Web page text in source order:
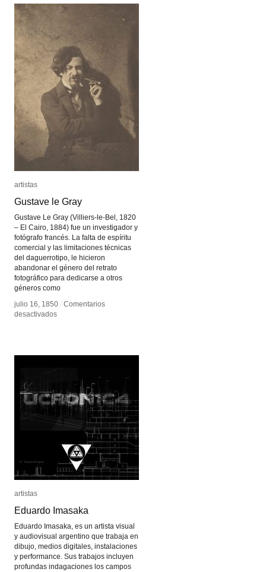
artistas
Gustave le Gray
Gustave Le Gray (Villiers-le-Bel, 1820
– El Cairo, 1884) fue un investigador y
fotógrafo francés. La falta de espíritu
comercial y las limitaciones técnicas
del daguerrotipo, le hicieron
abandonar el género del retrato
fotográfico para dedicarse a otros
géneros como
julio 16, 1850 / Comentarios
desactivadosen
artistas
Gustave le Gray
julio 16, 1850 / Comentarios
desactivadosen
artistas
Eduardo Imasaka
Eduardo Imasaka, es un artista visual
y audiovisual argentino que trabaja en
dibujo, medios digitales, instalaciones
y performance. Sus trabajos incluyen
profundas indagaciones los campos
artistas
Eduardo Imasaka